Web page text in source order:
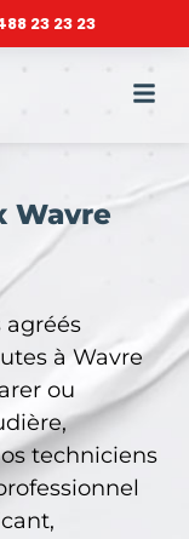
23 23 23
Wavre
agréés
à Wavre
ou
techniciens